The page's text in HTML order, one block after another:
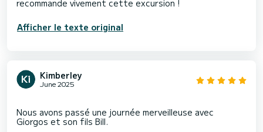
Afficher le texte original
Kimberley
June 2025
Nous avons passé une journée merveilleuse avec
Giorgos et son fils Bill.